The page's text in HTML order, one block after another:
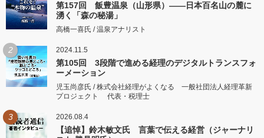
第157回 飯豊温泉（山形県）――日本百名山の麓に
湧く「森の秘湯」
高橋一喜氏 / 温泉アナリスト
2 2024.11.5
第105回 3段階で進める経理のデジタルトランスフォ
ーメーション
児玉尚彦氏 / 株式会社経理がよくなる 一般社団法人経理革新
プロジェクト 代表・税理士
3 2026.08.4
【追悼】鈴木敏文氏 言葉で伝える経営（ジャーナリ